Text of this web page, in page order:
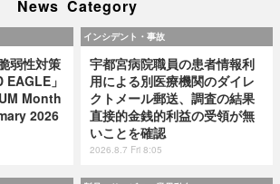
News Category
弱性対策
」
Month
2026
インシデント・事故
宇都宮病院職員の患者情報利
用による別医療機関のダイレ
クトメール郵送、調査の結果
直接的金銭的利益の受領が無
いことを確認
2026.8.7 Fri 8:05